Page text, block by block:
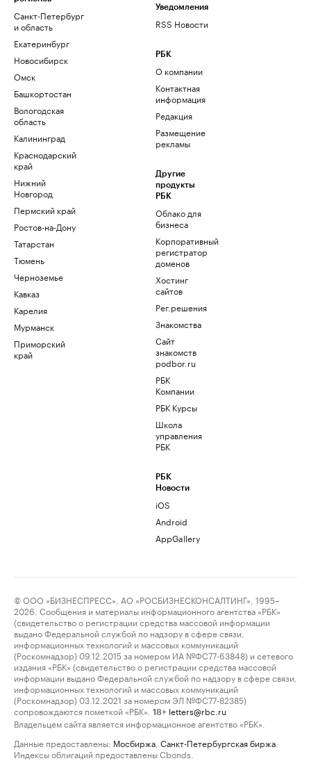
Санкт-Петербург
и область
Екатеринбург
Новосибирск
Омск
Башкортостан
Вологодская
область
Калининград
Краснодарский
край
Нижний
Новгород
Пермский край
Ростов-на-Дону
Татарстан
Тюмень
Черноземье
Кавказ
Карелия
Мурманск
Приморский
край
Уведомления
RSS Новости
РБК
О компании
Контактная
информация
Редакция
Размещение
рекламы
Другие
продукты
РБК
Облако для
бизнеса
Корпоративный
регистратор
доменов
Хостинг
сайтов
Рег.решения
Знакомства
Сайт
знакомств
podbor.ru
РБК
Компании
РБК Курсы
Школа
управления
РБК
РБК
Новости
iOS
Android
AppGallery
© ООО «БИЗНЕСПРЕСС», АО «РОСБИЗНЕСКОНСАЛТИНГ», 1995–
2026. Сообщения и материалы информационного агентства «РБК»
(свидетельство о регистрации средства массовой информации
выдано Федеральной службой по надзору в сфере связи,
информационных технологий и массовых коммуникаций
(Роскомнадзор) 09.12.2015 за номером ИА №ФС77-63848) и сетевого
издания «РБК» (свидетельство о регистрации средства массовой
информации выдано Федеральной службой по надзору в сфере связи,
информационных технологий и массовых коммуникаций
(Роскомнадзор) 03.12.2021 за номером ЭЛ №ФС77-82385)
сопровождаются пометкой «РБК».
18+ letters@rbc.ru
Владельцем сайта является информационное агентство «РБК».
Данные предоставлены: Мосбиржа Санкт-Петербургская биржа
Индексы облигаций предоставлены Cbonds.